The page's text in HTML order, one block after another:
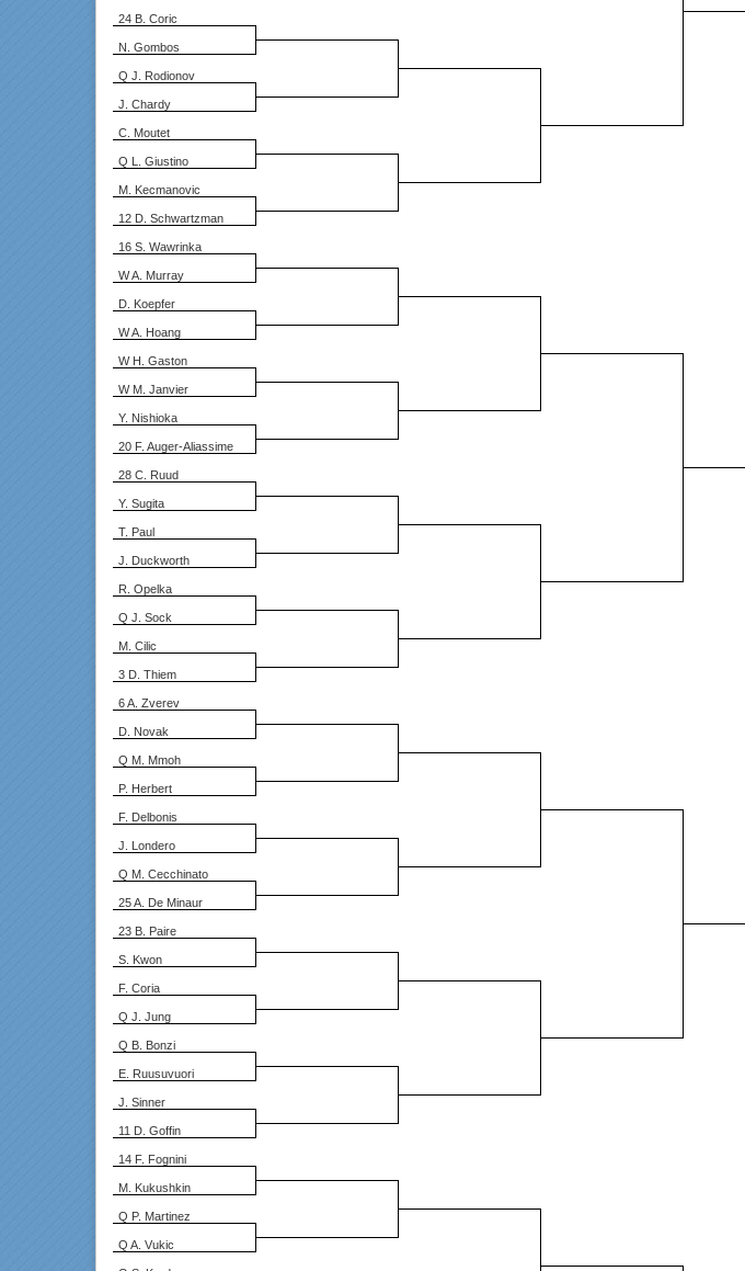
24 B. Coric
N. Gombos
Q J. Rodionov
J. Chardy
C. Moutet
Q L. Giustino
M. Kecmanovic
12 D. Schwartzman
16 S. Wawrinka
W A. Murray
D. Koepfer
W A. Hoang
W H. Gaston
W M. Janvier
Y. Nishioka
20 F. Auger-Aliassime
28 C. Ruud
Y. Sugita
T. Paul
J. Duckworth
R. Opelka
Q J. Sock
M. Cilic
3 D. Thiem
6 A. Zverev
D. Novak
Q M. Mmoh
P. Herbert
F. Delbonis
J. Londero
Q M. Cecchinato
25 A. De Minaur
23 B. Paire
S. Kwon
F. Coria
Q J. Jung
Q B. Bonzi
E. Ruusuvuori
J. Sinner
11 D. Goffin
14 F. Fognini
M. Kukushkin
Q P. Martinez
Q A. Vukic